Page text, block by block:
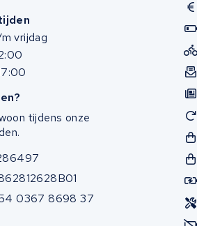
vrijdag
tijdens onze
0367 8698 37